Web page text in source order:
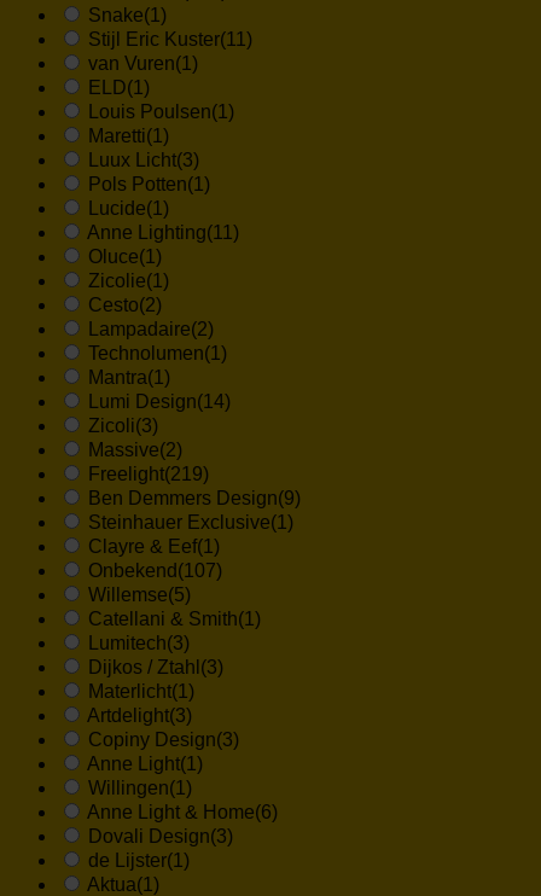
Snake(1)
Stijl Eric Kuster(11)
van Vuren(1)
ELD(1)
Louis Poulsen(1)
Maretti(1)
Luux Licht(3)
Pols Potten(1)
Lucide(1)
Anne Lighting(11)
Oluce(1)
Zicolie(1)
Cesto(2)
Lampadaire(2)
Technolumen(1)
Mantra(1)
Lumi Design(14)
Zicoli(3)
Massive(2)
Freelight(219)
Ben Demmers Design(9)
Steinhauer Exclusive(1)
Clayre & Eef(1)
Onbekend (107)
Willemse(5)
Catellani & Smith(1)
Lumitech(3)
Dijkos / Ztahl (3)
Materlicht(1)
Artdelight(3)
Copiny Design(3)
Anne Light(1)
Willingen(1)
Anne Light & Home(6)
Dovali Design(3)
de Lijster(1)
Aktua(1)